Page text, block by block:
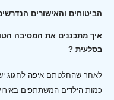
הביטוחים והאישורים
איך מתכננים את המסיבה
בסלעית ?
לאחר שהחלטתם איפה לחגוג
כמות הילדים המשתתפים